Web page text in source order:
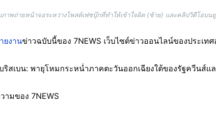
ภาพถ่ายหน้าจอระหว่างโพสต์เฟซบุ๊กที่ทำให้เข้าใจผิด (ซ้าย) และคลิปวิดีโอบน
ยงานข่าวฉบับนี้ของ 7NEWS เว็บไซต์ข่าวออนไลน์ของประเทศ
ริสเบน: พายุโหมกระหน่ำภาคตะวันออกเฉียงใต้ของรัฐควีนส์แ
มของ 7NEWS